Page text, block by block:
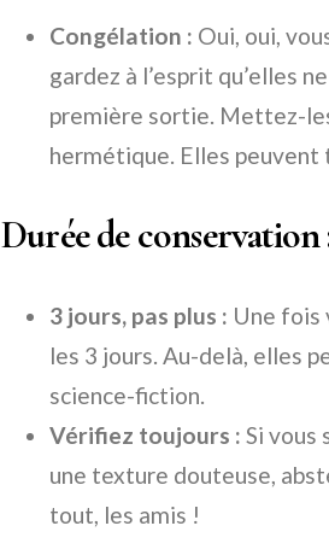
Congélation : Oui, oui,
gardez à l’esprit qu’elles
première sortie. Mettez-
hermétique. Elles peuvent
Durée de conservation
3 jours, pas plus : Une fois
les 3 jours. Au-delà, elles
science-fiction.
Vérifiez toujours : Si vous
une texture douteuse,
tout, les amis !